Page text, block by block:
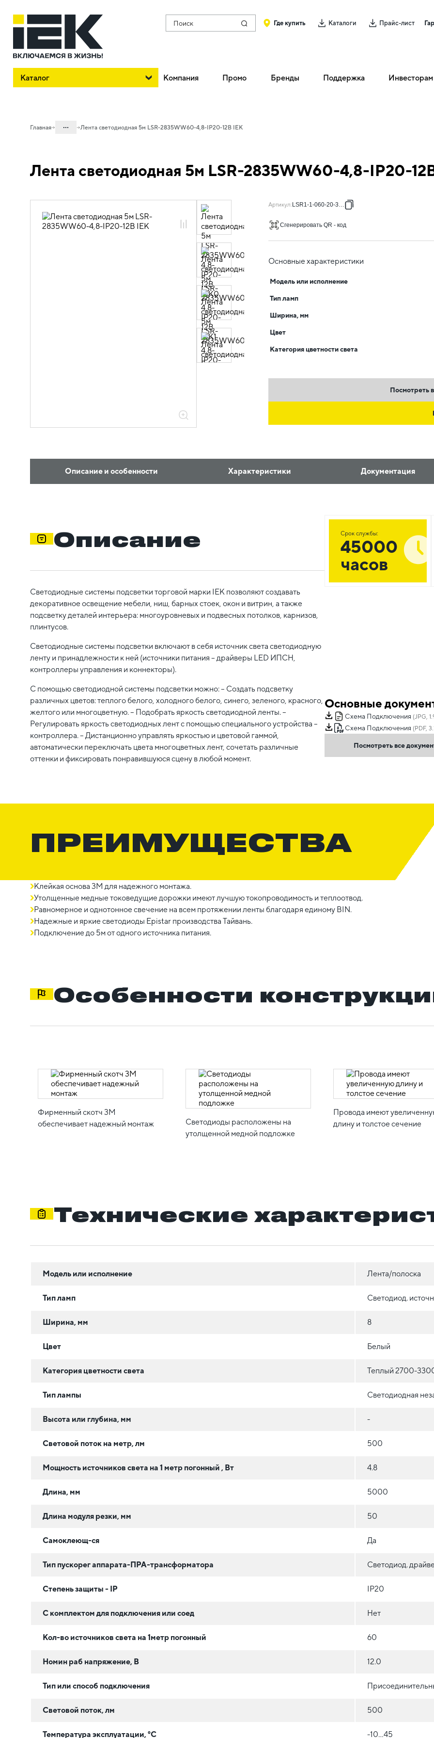
Поиск Где купить Каталоги Прайс-лист
Каталог Компания Промо Бренды Поддержка Инвесторам
Главная ...
10.01.02.01 Лента светодиодная 12В
10.01.02.01.01 Лента светодиодная 12В
Лента светодиодная 5м LSR-2835WW60-4,8-IP20-12В IEK
Лента светодиодная 5м LSR-2835WW60-4,8-IP20-
Артикул: LSR1-1-060-20-3-05
Сгенерировать QR - код
Основные характеристики
Модель или исполнение
Тип ламп
Ширина, мм
Цвет
Категория цветности света
Посмотреть
Описание и особенности Характеристики Документация
Описание
Светодиодные системы подсветки торговой марки IEK позволяют создавать
декоративное освещение мебели, ниш, барных стоек, окон и витрин, а также
подсветку деталей интерьера: многоуровневых и подвесных потолков, карнизов,
плинтусов.
Светодиодные системы подсветки включают в себя источник света светодиодную
ленту и принадлежности к ней (источники питания – драйверы LED ИПСН,
контроллеры управления и коннекторы).
С помощью светодиодной системы подсветки можно: – Создать подсветку
различных цветов: теплого белого, холодного белого, синего, зеленого, красного,
желтого или многоцветную. – Подобрать яркость светодиодной ленты. –
Регулировать яркость светодиодных лент с помощью специального устройства –
контроллера. – Дистанционно управлять яркостью и цветовой гаммой,
автоматически переключать цвета многоцветных лент, сочетать различные
оттенки и фиксировать понравившуюся сцену в любой момент.
Срок службы:
45000
часов
Основные
Схема Подключения (JPG,
Схема Подключения (PDF,
Посмотреть все
ПРЕИМУЩЕСТВА
Клейкая основа 3М для надежного монтажа.
Утолщенные медные токоведущие дорожки имеют лучшую токопроводимость и теплоотвод.
Равномерное и однотонное свечение на всем протяжении ленты благодаря единому BIN.
Надежные и яркие светодиоды Epistar производства Тайвань.
Подключение до 5м от одного источника питания.
Особенности
Фирменный скотч 3М
обеспечивает надежный монтаж
Светодиоды расположены на
утолщенной медной подложке
Провода имеют
длину и толстое сечение
Технические
Модель или исполнение Лента/полоска
Тип ламп Светодиод.
Ширина, мм 8
Цвет Белый
Категория цветности света Теплый 2700-
Тип лампы Светодиодная
Высота или глубина, мм -
Световой поток на метр, лм 500
Мощность источников света на 1 метр погонный , Вт 4.8
Длина, мм 5000
Длина модуля резки, мм 50
Самоклеющ-ся Да
Тип пускорег аппарата-ПРА-трансформатора Светодиод.
Степень защиты - IP IP20
С комплектом для подключения или соед Нет
Кол-во источников света на 1метр погонный 60
Номин раб напряжение, В 12.0
Тип или способ подключения
Световой поток, лм 500
Температура эксплуатации, °C -10...45